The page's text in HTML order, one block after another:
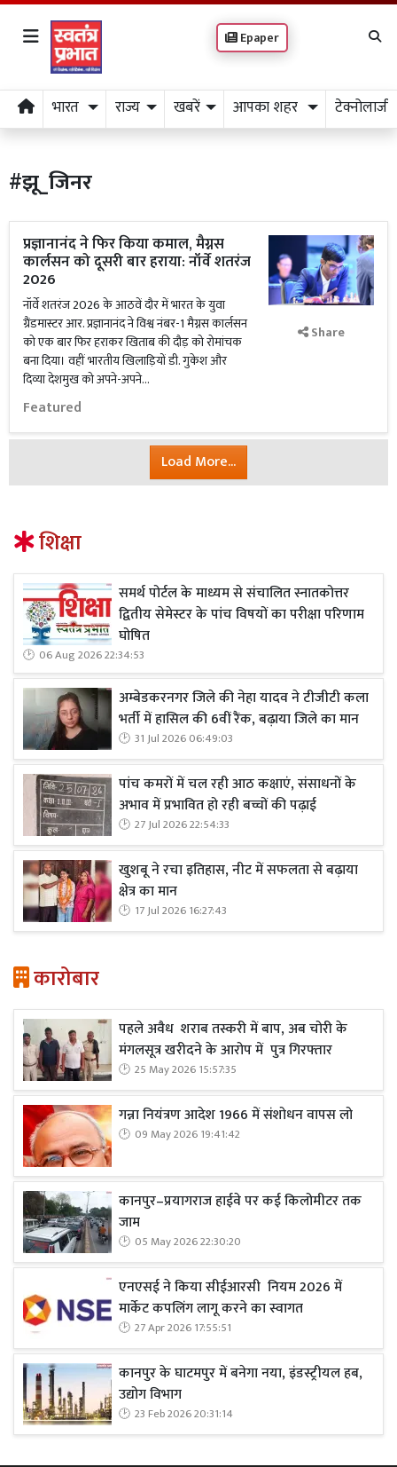
Epaper
भारत राज्य खबरें आपका शहर टेक्नोलाजी
#झू_जिनर
प्रज्ञानानंद ने फिर किया कमाल, मैग्नस
कार्लसन को दूसरी बार हराया: नॉर्वे शतरंज
2026
नॉर्वे शतरंज 2026 के आठवें दौर में भारत के युवा
ग्रैंडमास्टर आर. प्रज्ञानानंद ने विश्व नंबर-1 मैग्नस कार्लसन
को एक बार फिर हराकर खिताब की दौड़ को रोमांचक
बना दिया। वहीं भारतीय खिलाड़ियों डी. गुकेश और
दिव्या देशमुख को अपने-अपने...
Featured
Share
Load More...
शिक्षा
समर्थ पोर्टल के माध्यम से संचालित स्नातकोत्तर
द्वितीय सेमेस्टर के पांच विषयों का परीक्षा परिणाम
घोषित
06 Aug 2026 22:34:53
अम्बेडकरनगर जिले की नेहा यादव ने टीजीटी कला
भर्ती में हासिल की 6वीं रैंक, बढ़ाया जिले का मान
31 Jul 2026 06:49:03
पांच कमरों में चल रही आठ कक्षाएं, संसाधनों के
अभाव में प्रभावित हो रही बच्चों की पढ़ाई
27 Jul 2026 22:54:33
खुशबू ने रचा इतिहास, नीट में सफलता से बढ़ाया
क्षेत्र का मान
17 Jul 2026 16:27:43
कारोबार
पहले अवैध शराब तस्करी में बाप, अब चोरी के
मंगलसूत्र खरीदने के आरोप में पुत्र गिरफ्तार
25 May 2026 15:57:35
गन्ना नियंत्रण आदेश 1966 में संशोधन वापस लो
09 May 2026 19:41:42
कानपुर–प्रयागराज हाईवे पर कई किलोमीटर तक
जाम
05 May 2026 22:30:20
एनएसई ने किया सीईआरसी नियम 2026 में
मार्केट कपलिंग लागू करने का स्वागत
27 Apr 2026 17:55:51
कानपुर के घाटमपुर में बनेगा नया, इंडस्ट्रीयल हब,
उद्योग विभाग
23 Feb 2026 20:31:14